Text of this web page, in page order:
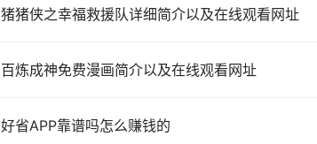
猪猪侠之幸福救援队详细简介以及在线观看网址
百炼成神免费漫画简介以及在线观看网址
好省APP靠谱吗怎么赚钱的